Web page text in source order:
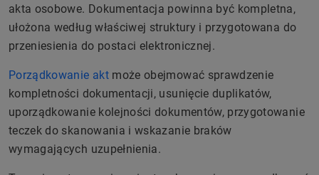
akta osobowe. Dokumentacja powinna być kompletna,
ułożona według właściwej struktury i przygotowana do
przeniesienia do postaci elektronicznej.
Porządkowanie aktmoże obejmować sprawdzenie
kompletności dokumentacji, usunięcie duplikatów,
uporządkowanie kolejności dokumentów, przygotowanie
teczek do skanowania i wskazanie braków
wymagających uzupełnienia.